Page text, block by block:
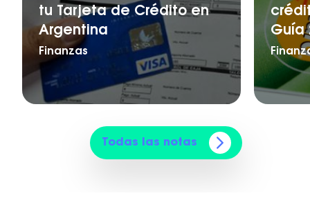
tu Tarjeta de Crédito en
Argentina
Finanzas
Guía
Todas las notas